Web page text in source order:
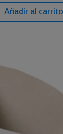
Añadir al carrito